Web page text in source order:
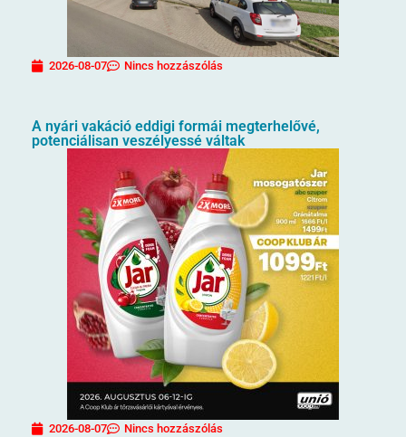
2026-08-07 Nincs hozzászólás
A nyári vakáció eddigi formái megterhelővé,
potenciálisan veszélyessé váltak
2026-08-07 Nincs hozzászólás